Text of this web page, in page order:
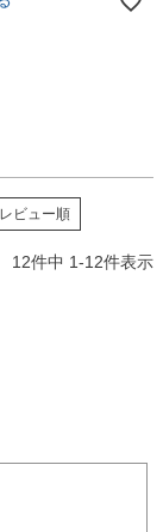
レビュー順
12件中 1-12件表示